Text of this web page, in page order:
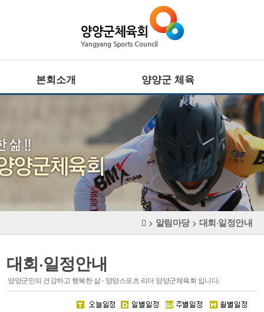
본회소개
설립목적 · 연혁
사업추진방향
CI
조직기구표
체육시설
양양군 체육
전문체육
주요기능
·대회정보
생활체육
·주요기능
대회정보
장애인체육
·주요기능
스포츠 마케팅
·주요기능
· 시설안내
> 알림마당> 대회·일정안내
대회·일정안내
양양군민의 건강하고 행복한 삶 - 양양스포츠 리더 양양군체육회 입니다.